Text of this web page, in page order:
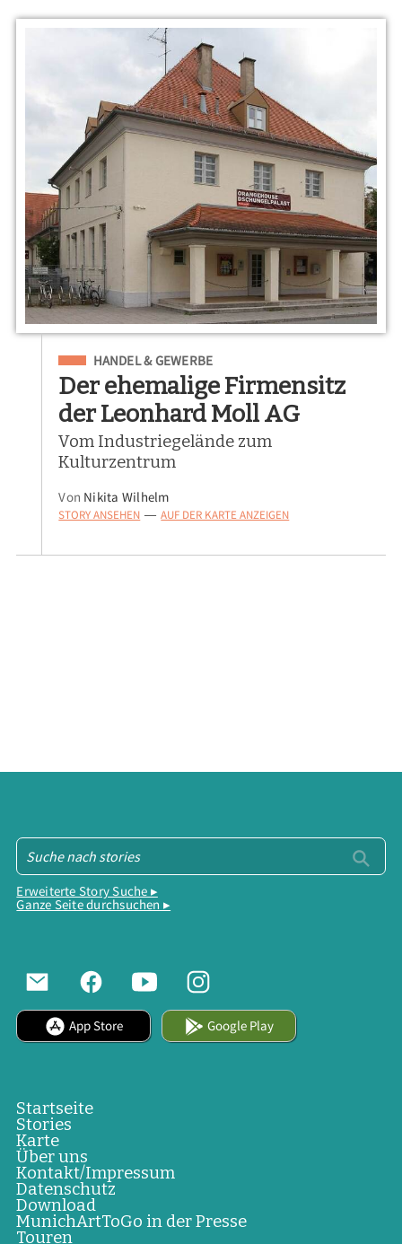
Eingeordnet unter
HANDEL & GEWERBE
Der ehemalige Firmensitz
der Leonhard Moll AG
Vom Industriegelände zum
Kulturzentrum
Von Nikita Wilhelm
STORY ANSEHEN — AUF DER KARTE ANZEIGEN
Erweiterte Story Suche ▸
Ganze Seite durchsuchen ▸
App Store Google Play
Startseite
Stories
Karte
Über uns
Kontakt/Impressum
Datenschutz
Download
MunichArtToGo in der Presse
Touren